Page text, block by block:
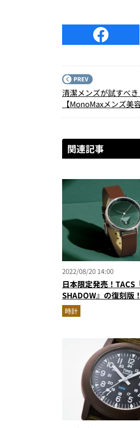
清潔メンズが試すべ
【MonoMaxメンズ美
関連記事
2022/08/20 14:00
日本限定発売！TACS
SHADOW』の復刻版！
時計